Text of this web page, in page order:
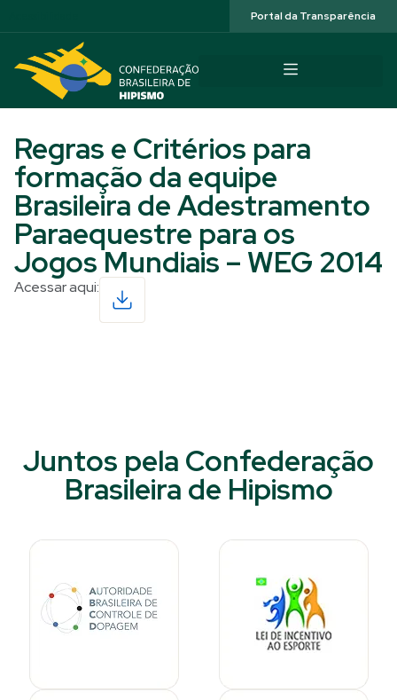
Portal da Transparência
Regras e Critérios para
formação da equipe
Brasileira de Adestramento
Paraequestre para os
Jogos Mundiais – WEG 2014
Acessar aqui:
Juntos pela Confederação
Brasileira de Hipismo